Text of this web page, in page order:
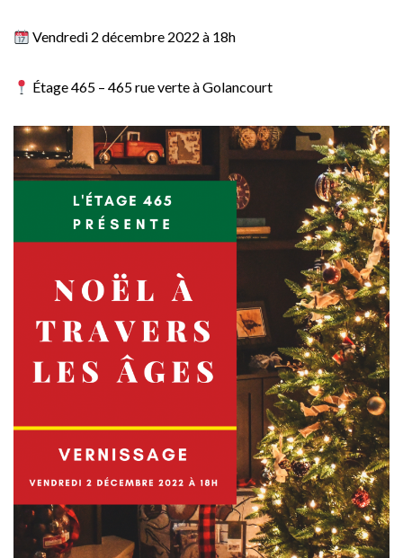
Vendredi 2 décembre 2022 à 18h
Étage 465 – 465 rue verte à Golancourt